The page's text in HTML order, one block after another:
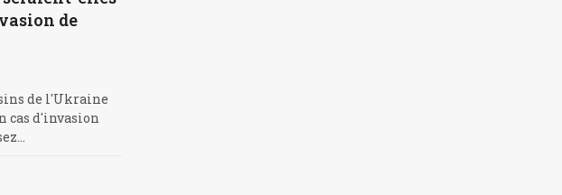
de
de l'Ukraine
cas d'invasion